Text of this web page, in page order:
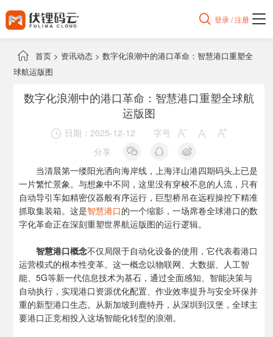
 登录 / 注册
 首页 > 资讯动态 > 数字化浪潮中的港口革命：智慧港口重塑全
球航运版图
数字化浪潮中的港口革命：智慧港口重塑全球航
运版图
 日期：2025-12-12 字号   
分享
当清晨第一缕阳光洒向海岸线，上海洋山港四期码头上已是
一片繁忙景象。与想象中不同，这里没有穿梭不息的人流，只有
自动导引车如精密仪器般有序运行，巨型桥吊在远程操控下精准
抓取集装箱。这是智慧港口的一个缩影，一场席卷全球港口的数
字化革命正在深刻重塑世界航运版图的运行逻辑。
智慧港口概念不仅局限于自动化设备的使用，它代表着港口
运营模式的根本性变革。这一概念以物联网、大数据、人工智
能、5G等新一代信息技术为基石，通过全面感知、智能决策与
自动执行，实现港口资源优化配置、作业效率提升与安全环保并
重的新型港口生态。从新加坡到鹿特丹，从深圳到汉堡，全球主
要港口正竞相投入这场智能化转型的浪潮。